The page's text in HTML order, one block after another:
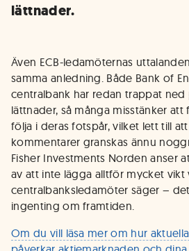
lättnader.
Även ECB-ledamöternas
samma anledning. Både Bank of
centralbank har redan trappat ned
lättnader, så många misstänker att
följa i deras fotspår, vilket lett till
kommentarer granskas ännu
Fisher Investments Norden anser
av att inte lägga alltför mycket vikt
centralbanksledamöter säger –
ingenting om framtiden.
Om du vill läsa mer om hur